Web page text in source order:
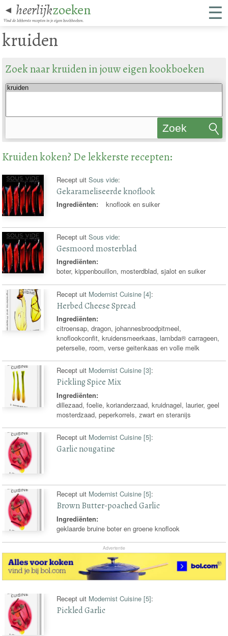
◄ heerlijkzoeken
Vind de lekkerste recepten in je eigen kookboeken. ☰
kruiden
Zoek naar kruiden in jouw eigen kookboeken
Zoek
Kruiden koken? De lekkerste recepten:
Recept uitSous vide:
Gekarameliseerde knoflook
Ingrediënten: knoflook en suiker
Recept uitSous vide:
Gesmoord mosterblad
Ingrediënten:
boter, kippenbouillon, mosterdblad, sjalot en suiker
Recept uit Modernist Cuisine [4]:
Herbed Cheese Spread
Ingrediënten:
citroensap, dragon, johannesbroodpitmeel,
knoflookconfit, kruidensmeerkaas, lambda® carrageen,
peterselie, room, verse geitenkaas en volle melk
Recept uit Modernist Cuisine [3]:
Pickling Spice Mix
Ingrediënten:
dillezaad, foelie, korianderzaad, kruidnagel, laurier, geel
mosterdzaad, peperkorrels, zwart en steranijs
Recept uit Modernist Cuisine [5]:
Garlic nougatine
Recept uit Modernist Cuisine [5]:
Brown Butter-poached Garlic
Ingrediënten:
geklaarde bruine boter en groene knoflook
Advertentie
Recept uit Modernist Cuisine [5]:
Pickled Garlic